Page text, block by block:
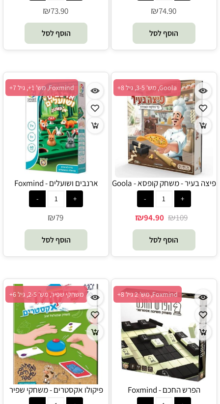
₪74.90
הוסף לסל
₪73.90
הוסף לסל
Goola, מש' 3-5, גיל 8+
פיצה בעיר - משחק קופסא - Goola
₪109
₪94.90
הוסף לסל
Foxmind, מש' 1+, גיל 7+
ארנבים ושועלים - Foxmind
₪79
הוסף לסל
Foxmind, מש' 2 גיל 8+
הפרש החכם - Foxmind
משחקי שפיר, מש' 2-5, גיל 6+
פיקולו אקסטרים - משחקי שפיר